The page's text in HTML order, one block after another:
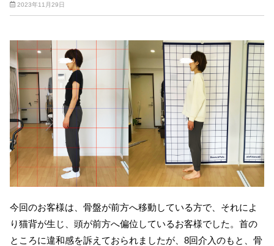
2023年11月29日
今回のお客様は、骨盤が前方へ移動している方で、それによ
り猫背が生じ、頭が前方へ偏位しているお客様でした。首の
ところに違和感を訴えておられましたが、 8回介入のもと、骨